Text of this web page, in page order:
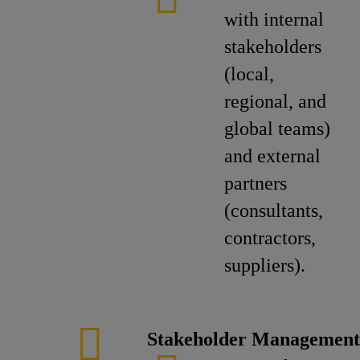
with internal
stakeholders
(local,
regional, and
global teams)
and external
partners
(consultants,
contractors,
suppliers).
Stakeholder Management